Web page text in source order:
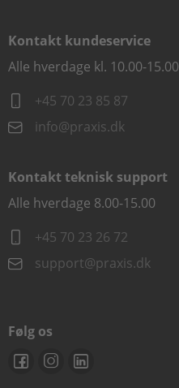
Kontakt kundeservice
Alle hverdage kl. 10.00-15.00
+45 70 23 85 87
info@praxis.dk
Kontakt teknisk support
Alle hverdage 8.00-15.00
+45 70 23 26 72
support@praxis.dk
Følg os